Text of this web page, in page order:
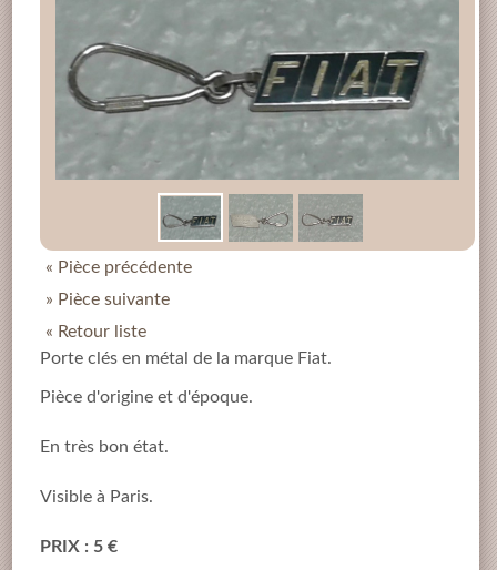
« Pièce précédente
» Pièce suivante
« Retour liste
Porte clés en métal de la marque Fiat.
Pièce d'origine et d'époque.
En très bon état.
Visible à Paris.
PRIX : 5 €